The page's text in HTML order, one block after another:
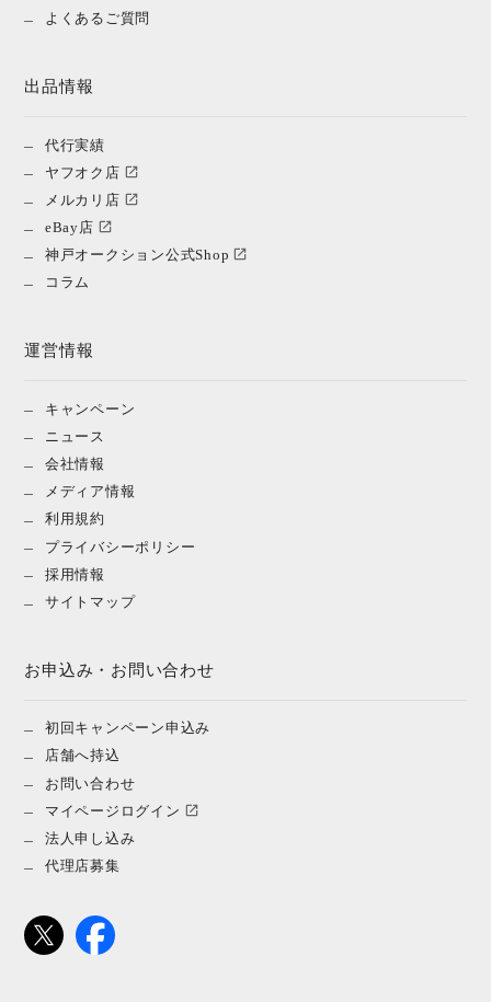
よくあるご質問
出品情報
代行実績
ヤフオク店
メルカリ店
eBay店
神戸オークション公式Shop
コラム
運営情報
キャンペーン
ニュース
会社情報
メディア情報
利用規約
プライバシーポリシー
採用情報
サイトマップ
お申込み・お問い合わせ
初回キャンペーン申込み
店舗へ持込
お問い合わせ
マイページログイン
法人申し込み
代理店募集